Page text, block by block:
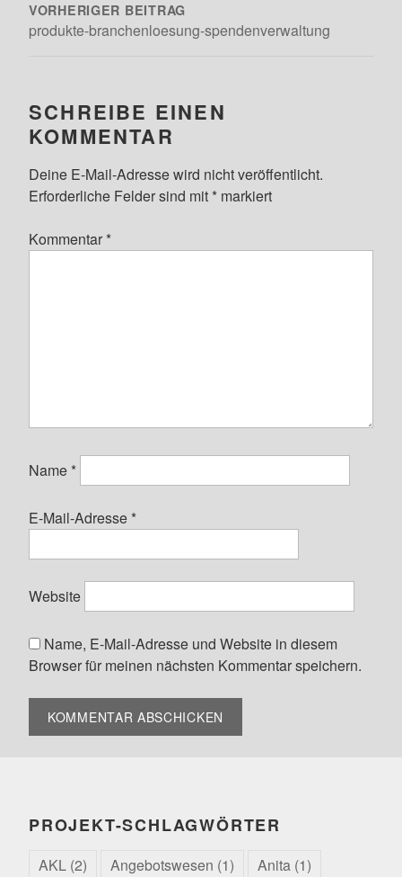
VORHERIGER BEITRAG
produkte-branchenloesung-spendenverwaltung
SCHREIBE EINEN
KOMMENTAR
Deine E-Mail-Adresse wird nicht veröffentlicht.
Erforderliche Felder sind mit * markiert
Kommentar *
Name *
E-Mail-Adresse *
Website
Name, E-Mail-Adresse und Website in diesem
Browser für meinen nächsten Kommentar speichern.
PROJEKT-SCHLAGWÖRTER
AKL (2) Angebotswesen (1) Anita (1)